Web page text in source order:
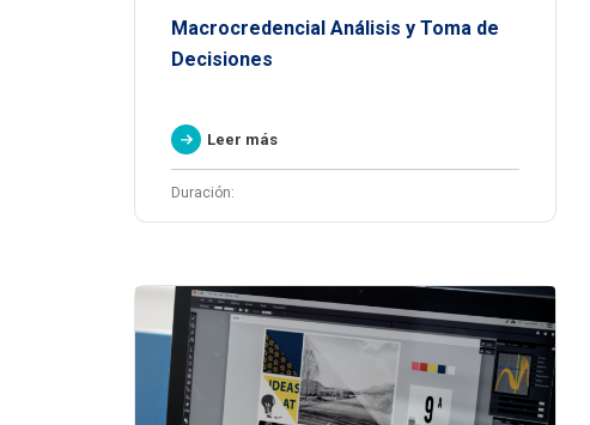
Macrocredencial Análisis y Toma de
Decisiones
Leer más
Duración: